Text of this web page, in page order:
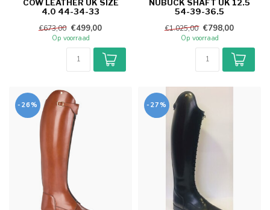
COW LEATHER UK SIZE
4.0 44-34-33
€673,00 €499,00
Op voorraad
NUBUCK SHAFT UK 12.5
54-39-36.5
€1.025,00 €798,00
Op voorraad
-26% -27%